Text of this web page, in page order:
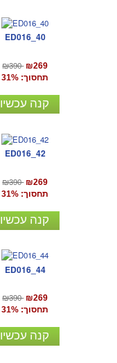
ED016_40
₪390 ₪269
תחסוך: 31%
קנה עכשיו
ED016_42
₪390 ₪269
תחסוך: 31%
קנה עכשיו
ED016_44
₪390 ₪269
תחסוך: 31%
קנה עכשיו